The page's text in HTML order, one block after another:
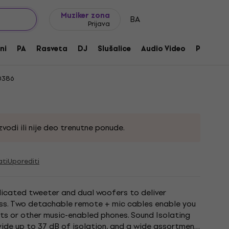
Muziker zona
Prijava BA
PA Rasveta DJ Slušalice Audio Video Pribor
ili nije deo trenutne ponude.
Uporediti
tweeter and dual woofers to deliver
Two detachable remote + mic cables enable you
or other music-enabled phones. Sound Isolating
up to 37 dB of isolation, and a wide assortment